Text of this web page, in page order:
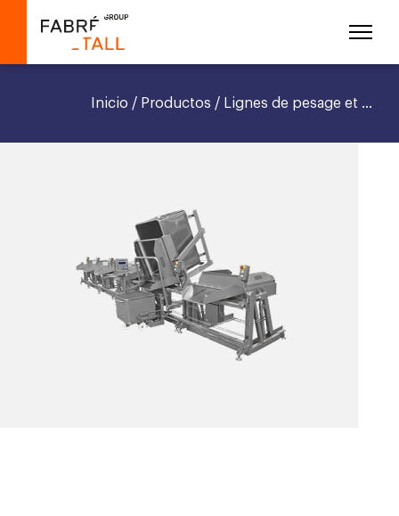
Inicio / Productos / Lignes de pesage et ...